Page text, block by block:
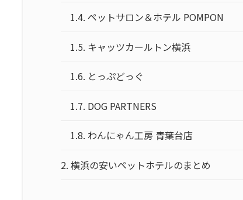
1.4. ペットサロン＆ホテル POMPON
1.5. キャッツカールトン横浜
1.6. とっぷどっぐ
1.7. DOG PARTNERS
1.8. わんにゃん工房 青葉台店
2. 横浜の安いペットホテルのまとめ